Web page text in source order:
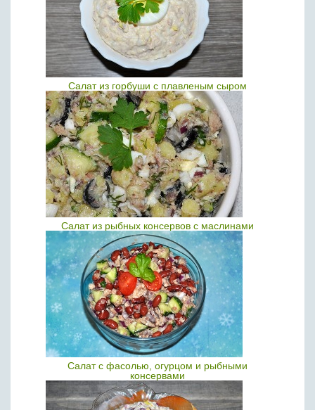
Салат из горбуши с плавленым сыром
Салат из рыбных консервов с маслинами
Салат с фасолью, огурцом и рыбными
консервами